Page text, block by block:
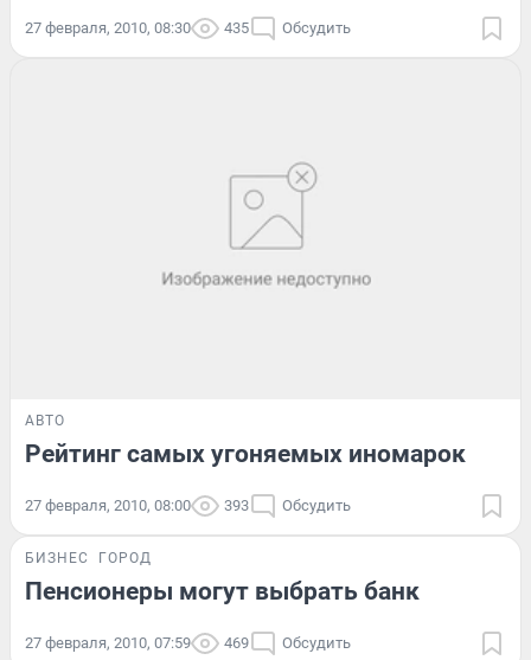
27 февраля, 2010, 08:30 435 Обсудить
АВТО
Рейтинг самых угоняемых иномарок
27 февраля, 2010, 08:00 393 Обсудить
БИЗНЕС ГОРОД
Пенсионеры могут выбрать банк
27 февраля, 2010, 07:59 469 Обсудить